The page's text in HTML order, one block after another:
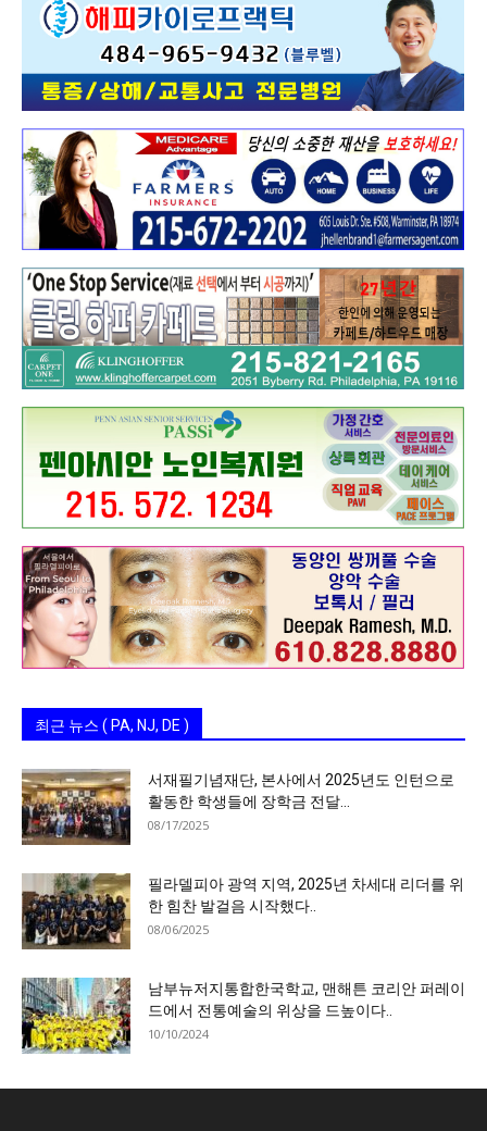
최근 뉴스 ( PA, NJ, DE )
서재필기념재단, 본사에서 2025년도 인턴으로
활동한 학생들에 장학금 전달…
08/17/2025
필라델피아 광역 지역, 2025년 차세대 리더를 위
한 힘찬 발걸음 시작했다..
08/06/2025
남부뉴저지통합한국학교, 맨해튼 코리안 퍼레이
드에서 전통예술의 위상을 드높이다..
10/10/2024